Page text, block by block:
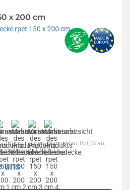
x 200 cm
cm, Farben: Marineblau, Rot, Grau,
PET (RPET),...
uns